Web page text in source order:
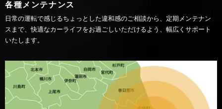
各種メンテナンス
日常の運転で感じるちょっとした違和感のご相談から、定期メンテナン
スまで、快適なカーライフをお過ごしいただけるよう、幅広くサポート
いたします。